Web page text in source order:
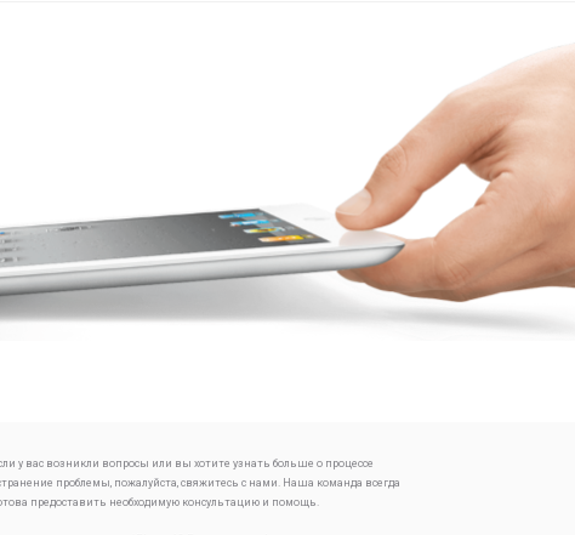
у вас возникли вопросы или вы хотите узнать больше о процессе
проблемы, пожалуйста, свяжитесь с нами. Наша команда всегда
предоставить необходимую консультацию и помощь.